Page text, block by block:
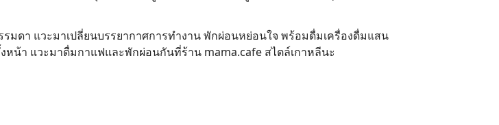
ดา แวะมาเปลี่ยนบรรยากาศการทำงาน พักผ่อนหย่อนใจ พร้อมดื่มเครื่องดื่มแสน
หน้า แวะมาดื่มกาแฟและพักผ่อนกันที่ร้าน mama.cafe สไตล์เกาหลีนะ